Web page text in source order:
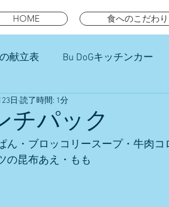
HOME 食へのこだわり
献立表 Bu DoGキッチンカー
キッズランチ
チパック
日 読了時間: 1分
ん・ブロッコリースープ・牛肉
の昆布あえ・もも